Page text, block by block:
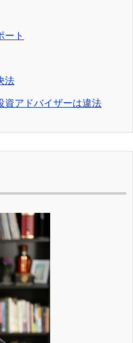
ート
法
資アドバイザーは違法